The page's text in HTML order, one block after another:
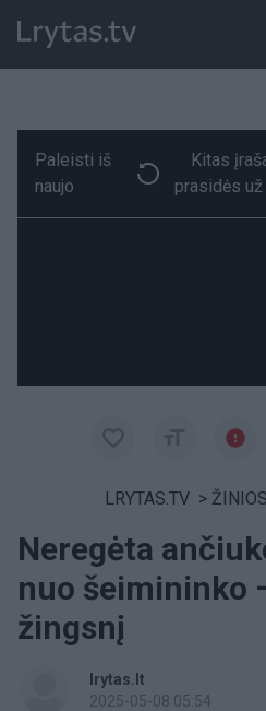
Paremkite Ukrainą
Paleisti iš
naujo
Kitas
prasidės už
LRYTAS.TV > ŽINIOS
Neregėta
nuo šeimininko
žingsnį
lrytas.lt
2025-05-08 05:54